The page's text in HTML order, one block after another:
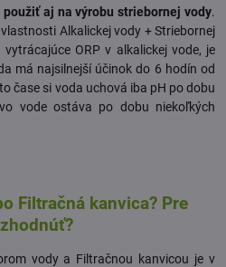
aj na výrobu striebornej vody.
Alkalickej vody + Striebornej
ORP v alkalickej vode, je
má najsilnejší účinok do 6 hodín od
čase si voda uchová iba pH po dobu
vode ostáva po dobu niekoľkých
Filtračná kanvica? Pre
vody a Filtračnou kanvicou je v